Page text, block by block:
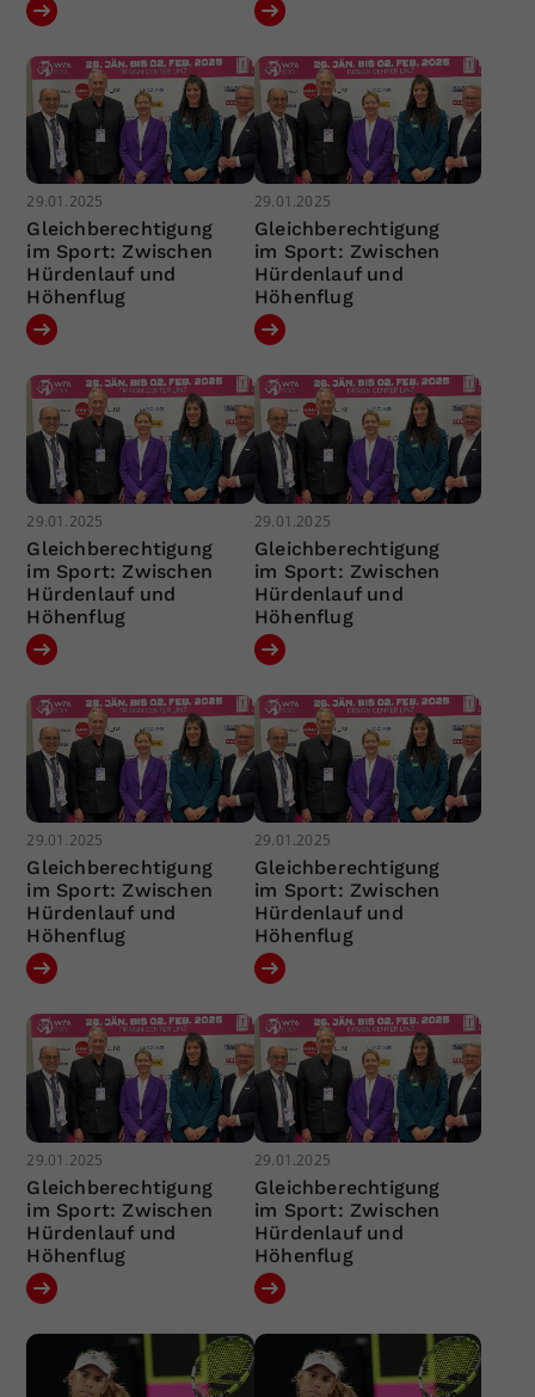
29.01.2025
Gleichberechtigung
im Sport: Zwischen
Hürdenlauf und
Höhenflug
29.01.2025
Gleichberechtigung
im Sport: Zwischen
Hürdenlauf und
Höhenflug
29.01.2025
Gleichberechtigung
im Sport: Zwischen
Hürdenlauf und
Höhenflug
29.01.2025
Gleichberechtigung
im Sport: Zwischen
Hürdenlauf und
Höhenflug
29.01.2025
Gleichberechtigung
im Sport: Zwischen
Hürdenlauf und
Höhenflug
29.01.2025
Gleichberechtigung
im Sport: Zwischen
Hürdenlauf und
Höhenflug
29.01.2025
Gleichberechtigung
im Sport: Zwischen
Hürdenlauf und
Höhenflug
29.01.2025
Gleichberechtigung
im Sport: Zwischen
Hürdenlauf und
Höhenflug